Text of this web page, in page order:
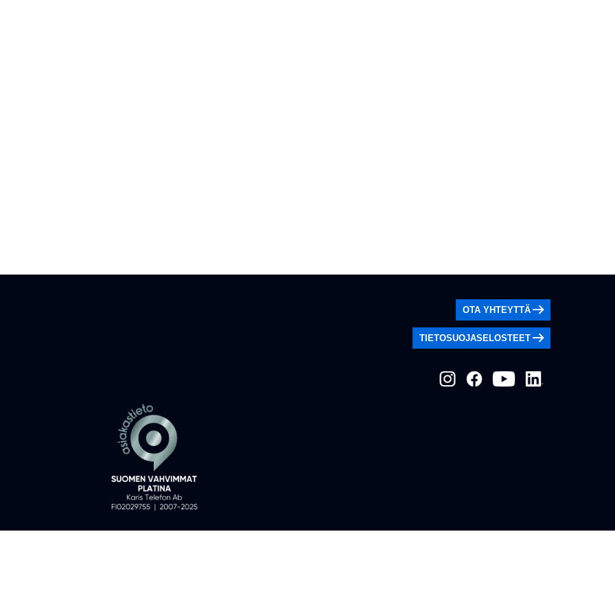
OTA YHTEYTTÄ
TIETOSUOJASELOSTEET